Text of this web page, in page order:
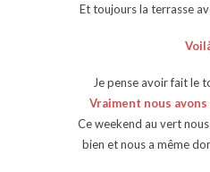
Et toujours la terrasse
Je pense avoir fait le
Vraiment nous avons
Ce weekend au vert
bien et nous a même